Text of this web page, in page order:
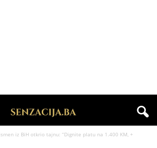
iz BiH otkrio tajnu: “Dignite platu na 1.400 KM, +